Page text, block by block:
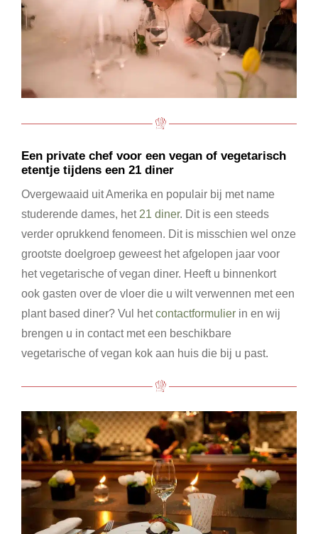
Een private chef voor een vegan of vegetarisch
etentje tijdens een 21 diner
Overgewaaid uit Amerika en populair bij met name
studerende dames, het 21 diner. Dit is een steeds
verder oprukkend fenomeen. Dit is misschien wel onze
grootste doelgroep geweest het afgelopen jaar voor
het vegetarische of vegan diner. Heeft u binnenkort
ook gasten over de vloer die u wilt verwennen met een
plant based diner? Vul hetcontactformulier in en wij
brengen u in contact met een beschikbare
vegetarische of vegan kok aan huis die bij u past.